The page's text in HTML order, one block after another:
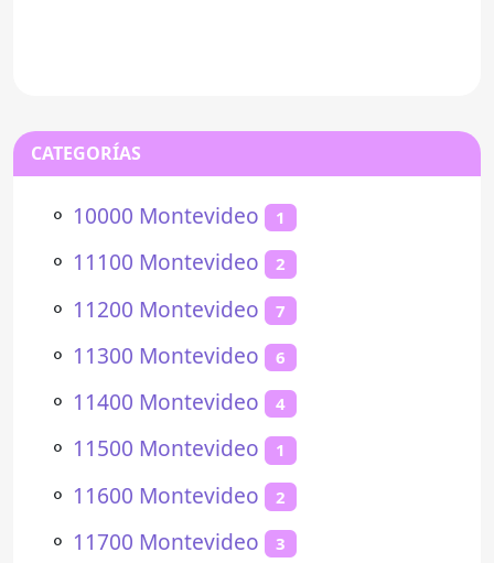
CATEGORÍAS
⚬ 10000 Montevideo 1
⚬ 11100 Montevideo 2
⚬ 11200 Montevideo 7
⚬ 11300 Montevideo 6
⚬ 11400 Montevideo 4
⚬ 11500 Montevideo 1
⚬ 11600 Montevideo 2
⚬ 11700 Montevideo 3